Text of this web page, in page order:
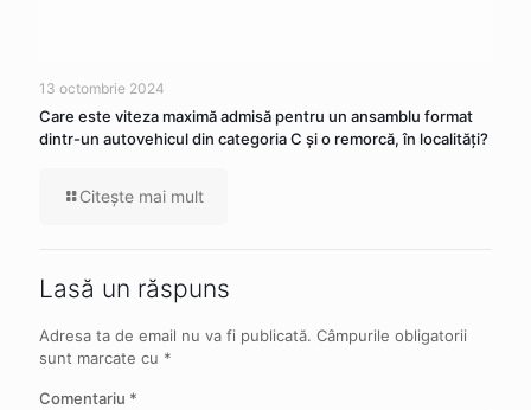
13 octombrie 2024
Care este viteza maximă admisă pentru un ansamblu format
dintr-un autovehicul din categoria C şi o remorcă, în localităţi?
Citeşte mai mult
Lasă un răspuns
Adresa ta de email nu va fi publicată. Câmpurile obligatorii
sunt marcate cu *
Comentariu *